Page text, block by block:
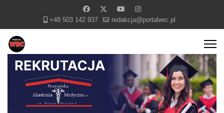
+48 503 142 937 redakcja@portalwrc.pl